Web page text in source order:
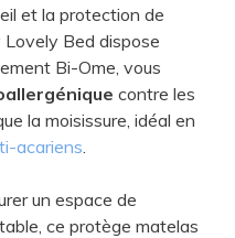
et la protection de
Bed dispose
Bi-Ome, vous
contre les
la moisissure, idéal en
acariens
un espace de
ce protège matelas